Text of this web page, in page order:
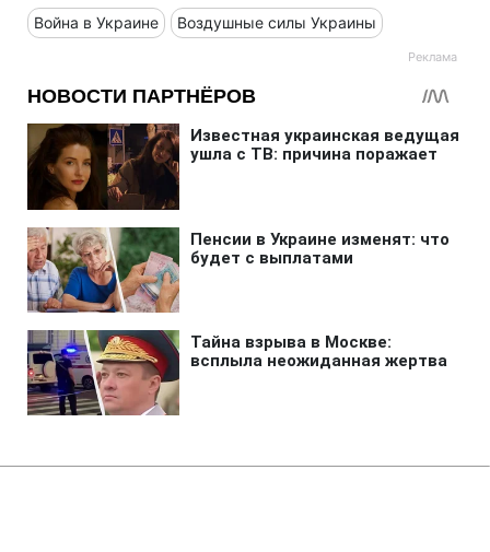
Война в Украине Воздушные силы Украины